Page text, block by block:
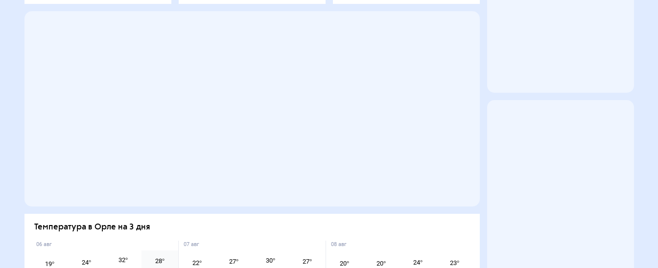
Температура в Орле на 3 дня
06 авг
19° 24° 32° 28°
07 авг
22° 27° 30° 27°
08 авг
20° 20° 24° 23°